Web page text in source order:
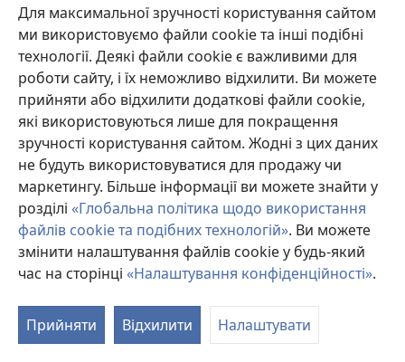
Для максимальної зручності користування сайтом
ми використовуємо файли cookie та інші подібні
технології. Деякі файли cookie є важливими для
роботи сайту, і їх неможливо відхилити. Ви можете
прийняти або відхилити додаткові файли cookie,
які використовуються лише для покращення
зручності користування сайтом. Жодні з цих даних
не будуть використовуватися для продажу чи
маркетингу. Більше інформації ви можете знайти у
розділі «Глобальна політика щодо використання
файлів cookie та подібних технологій». Ви можете
змінити налаштування файлів cookie у будь-який
час на сторінці «Налаштування конфіденційності».
Прийняти Відхилити Налаштувати
побажаннями, цінностями та віруваннями. Не всі медичні стратегії, згадані
у наведеному списку, є прийнятними і необхідними для кожного пацієнта.
До пацієнтів: завжди шукайте порад вашого лікаря або іншого фахівця
з охорони здоров’я щодо медичних станів та лікування. Проконсультуйтеся
з лікарем, якщо відчуваєте, що ви хворі.
Послуговуватися цим сайтом можна згідно з умовами його використання.
Налаштування зовнішнього вигляду
Copyright© 2026 Watch Tower Bible and Tract Society of Pennsylvania.
НАЛАШТУВАННЯ КОНФІДЕНЦІЙНОСТІ